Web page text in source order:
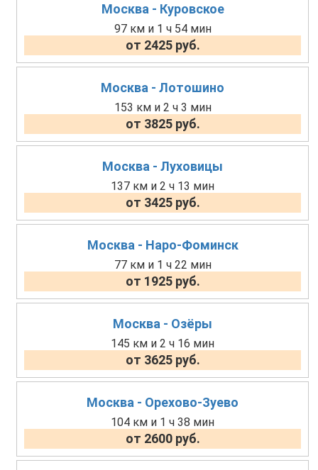
Москва - Куровское
97 км и 1 ч 54 мин
от 2425 руб.
Москва - Лотошино
153 км и 2 ч 3 мин
от 3825 руб.
Москва - Луховицы
137 км и 2 ч 13 мин
от 3425 руб.
Москва - Наро-Фоминск
77 км и 1 ч 22 мин
от 1925 руб.
Москва - Озёры
145 км и 2 ч 16 мин
от 3625 руб.
Москва - Орехово-Зуево
104 км и 1 ч 38 мин
от 2600 руб.